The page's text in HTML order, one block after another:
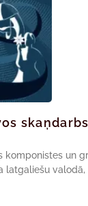
un
latgaliešu